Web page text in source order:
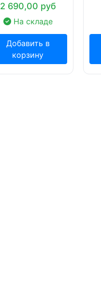
2 690,00 руб
На складе
Добавить в
корзину